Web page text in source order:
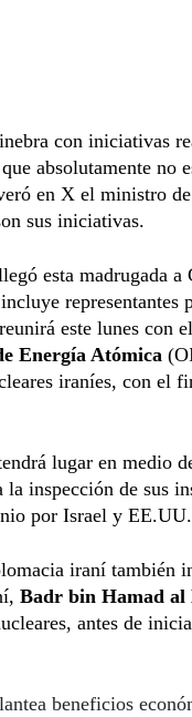
con iniciativas
absolutamente no
en X el ministro
sus iniciativas.
esta madrugada a
este lunes con
Energía Atómica
iraníes, con el
lugar en medio
la inspección de sus
por Israel y
iraní también
Badr bin Hamad al
antes de
beneficios